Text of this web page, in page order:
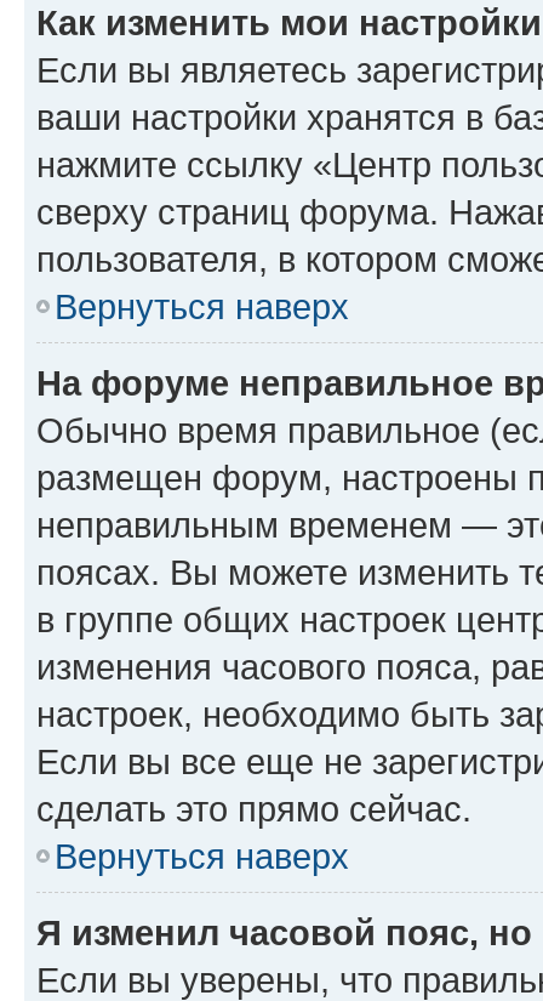
Как изменить мои
Если вы являетесь
ваши настройки хранятся в
нажмите ссылку «Центр
сверху страниц форума.
пользователя, в котором
Вернуться наверх
На форуме неправильное
Обычно время правильное
размещен форум, настроены
неправильным временем —
поясах. Вы можете изменить
в группе общих настроек
изменения часового пояса,
настроек, необходимо быть
Если вы все еще не
сделать это прямо сейчас.
Вернуться наверх
Я изменил часовой пояс,
Если вы уверены, что